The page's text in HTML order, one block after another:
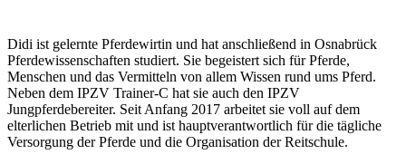
Didi ist gelernte Pferdewirtin und hat anschließend in Osnabrück
Pferdewissenschaften studiert. Sie begeistert sich für Pferde,
Menschen und das Vermitteln von allem Wissen rund ums Pferd.
Neben dem IPZV Trainer-C hat sie auch den IPZV
Jungpferdebereiter. Seit Anfang 2017 arbeitet sie voll auf dem
elterlichen Betrieb mit und ist hauptverantwortlich für die tägliche
Versorgung der Pferde und die Organisation der Reitschule.